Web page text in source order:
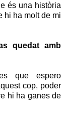
és una història
hi ha molt de mi
quedat amb
que espero
cop, poder
hi ha ganes de